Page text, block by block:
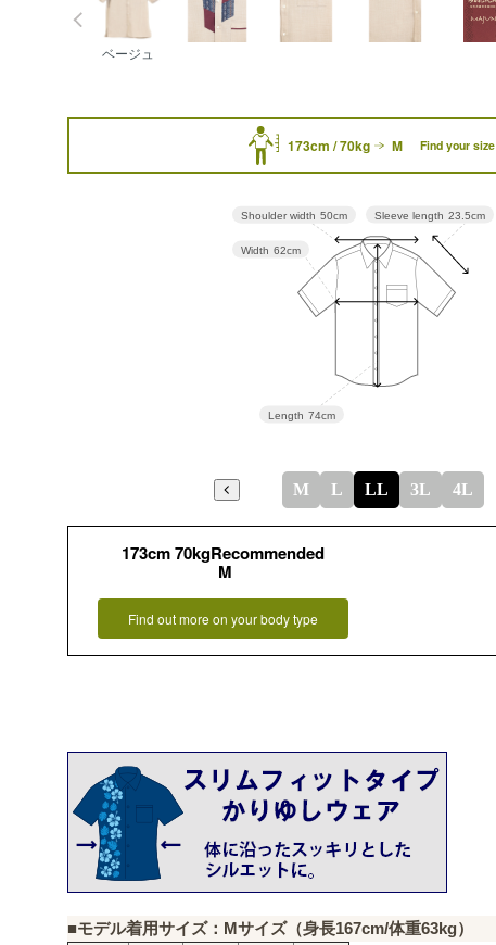
ベージュ
173cm / 70kg M Find your size
Sleeve length 23.5cm
Length 74cm
Width 62cm
Shoulder width 50cm
M L LL 3L 4L
173cm 70kgRecommended
M
Find out more on your body type
■モデル着用サイズ：Mサイズ（身長167cm/体重63kg）